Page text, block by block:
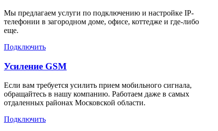
Мы предлагаем услуги по подключению и настройке IP-
телефонии в загородном доме, офисе, коттедже и где-либо
еще.
Подключить
Усиление GSM
Если вам требуется усилить прием мобильного сигнала,
обращайтесь в нашу компанию. Работаем даже в самых
отдаленных районах Московской области.
Подключить